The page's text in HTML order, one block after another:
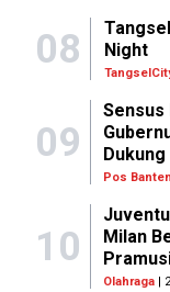
08
Night
09
Sensus
Pos Banten
10
Milan
Olahraga |